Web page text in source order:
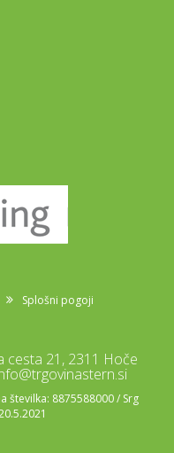
Splošni pogoji
cesta 21, 2311 Hoče
številka: 8875588000 / Srg